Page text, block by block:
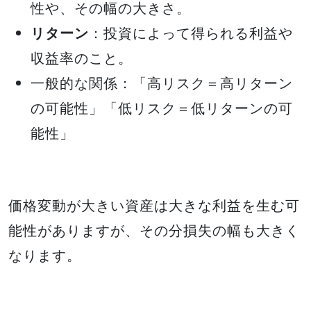
性や、その幅の大きさ。
リターン ：投資によって得られる利益や
収益率のこと。
一般的な関係：「高リスク＝高リターン
の可能性」「低リスク＝低リターンの可
能性」
価格変動が大きい資産は大きな利益を生む可
能性がありますが、その分損失の幅も大きく
なります。